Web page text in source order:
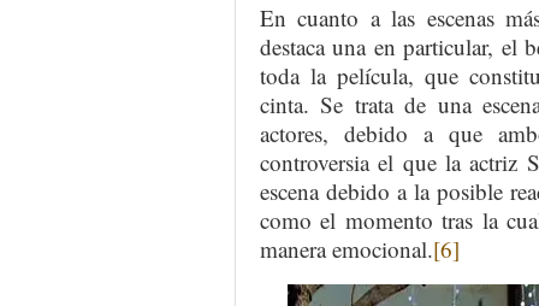
En cuanto a las escenas
destaca una en particular, el
toda la película, que
cinta. Se trata de una
actores, debido a que
controversia el que la actriz
escena debido a la posible
como el momento tras la
manera emocional.[6]